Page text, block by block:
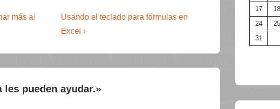
más al
La
entrada
Usando el teclado para fórmulas en
Excel ›
les pueden ayudar.»
17
18
24
25
31